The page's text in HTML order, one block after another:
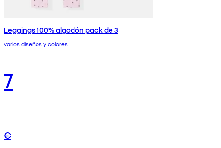
Leggings 100% algodón pack de 3
varios diseños y colores
7
€